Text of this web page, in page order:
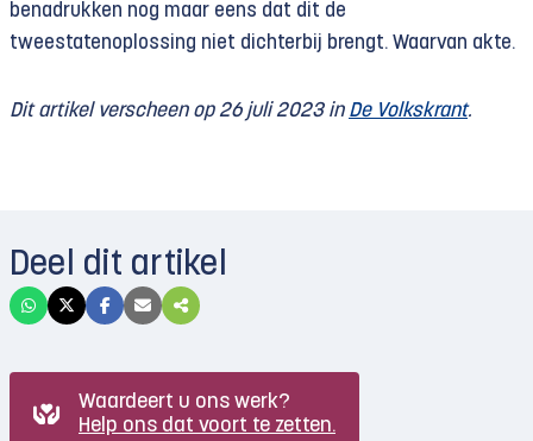
benadrukken nog maar eens dat dit de
tweestatenoplossing niet dichterbij brengt. Waarvan akte.
Dit artikel verscheen op 26 juli 2023 in De Volkskrant.
Deel dit artikel
Waardeert u ons werk?
Help ons dat voort te zetten.